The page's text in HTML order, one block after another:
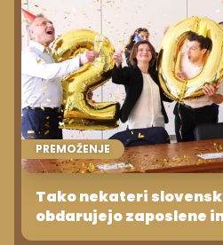
PREMOŽENJE
Tako nekateri
obdarujejo zaposlene